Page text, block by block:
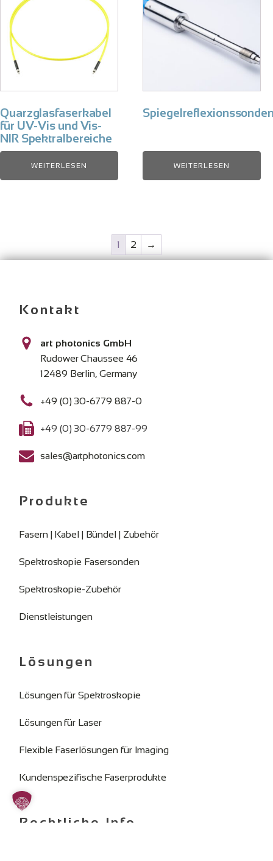
Quarzglasfaserkabel
für UV-Vis und Vis-
NIR Spektralbereiche
WEITERLESEN WEITERLESEN
1 2 →
Kontakt
art photonics GmbH
Rudower Chaussee 46
12489 Berlin, Germany
+49 (0) 30-6779 887-0
+49 (0) 30-6779 887-99
sales@artphotonics.com
Produkte
Fasern | Kabel | Bündel | Zubehör
Spektroskopie Fasersonden
Spektroskopie-Zubehör
Dienstleistungen
Lösungen
Lösungen für Spektroskopie
Lösungen für Laser
Flexible Faserlösungen für Imaging
Kundenspezifische Faserprodukte
Rechtliche Info